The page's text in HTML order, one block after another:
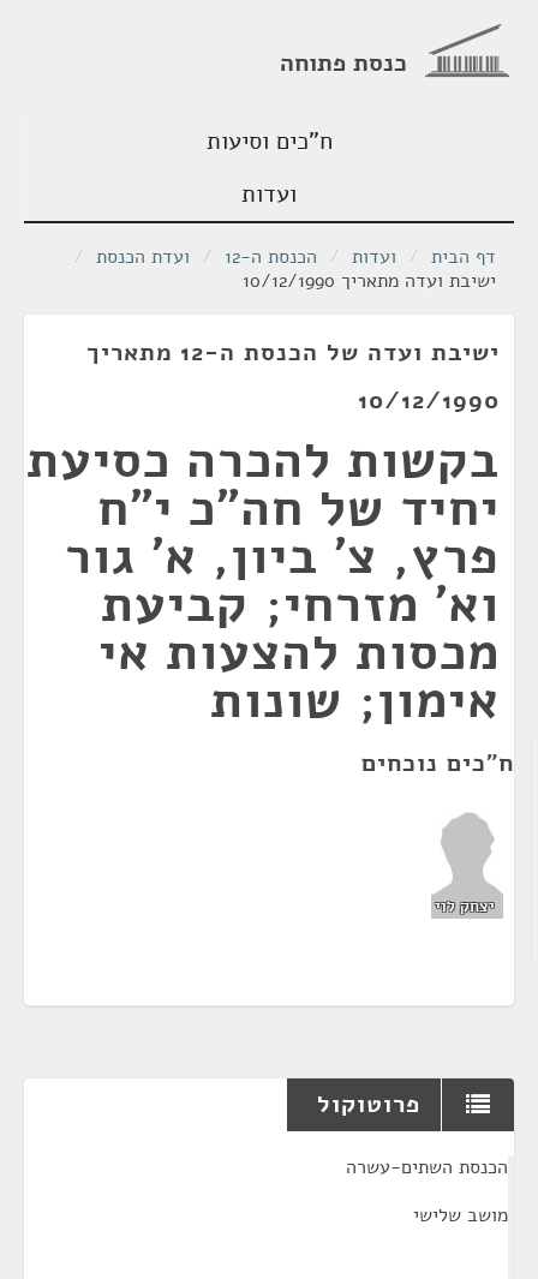
כנסת פתוחה
ח"כים וסיעות
ועדות
דף הבית / ועדות / הכנסת ה-12 / ועדת הכנסת /
ישיבת ועדה מתאריך 10/12/1990
ישיבת ועדה של הכנסת ה-12 מתאריך
10/12/1990
בקשות להכרה כסיעת
יחיד של חה"כ י"ח
פרץ, צ' ביון, א' גור
וא' מזרחי; קביעת
מכסות להצעות אי
אימון; שונות
ח"כים נוכחים
יצחק לוי
פרוטוקול
הכנסת השתים-עשרה
מושב שלישי